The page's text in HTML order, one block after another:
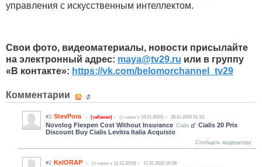
управления с искусственным интеллектом.
Свои фото, видеоматериалы, новости присылайте
на электронный адрес: maya​@​tv29.ru или в группу
«В контакте»: https://vk.com/belomorchannel_tv29
Комментарии
#3 StevPora (забанен) (c нами с 19.01.2020) 28.01.2020 01:53
Novolog Flexpen Cost Without Insurance Cialis
Cialis 20 Prix
Discount Buy Cialis Levitra Italia Acquisto
Сообщить модератору
#2 KelORAP (c нами с 12.12.2018) 17.01.2020 18:58